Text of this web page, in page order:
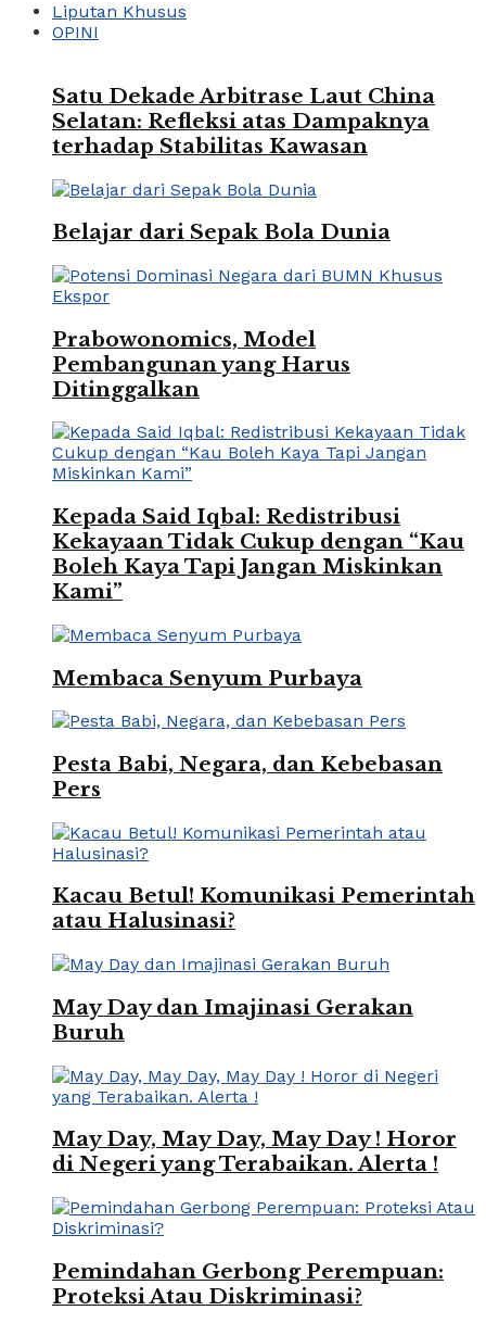
Liputan Khusus
OPINI
Satu Dekade Arbitrase Laut China
Selatan: Refleksi atas Dampaknya
terhadap Stabilitas Kawasan
Belajar dari Sepak Bola Dunia
Prabowonomics, Model
Pembangunan yang Harus
Ditinggalkan
Kepada Said Iqbal: Redistribusi
Kekayaan Tidak Cukup dengan “Kau
Boleh Kaya Tapi Jangan Miskinkan
Kami”
Membaca Senyum Purbaya
Pesta Babi, Negara, dan Kebebasan
Pers
Kacau Betul! Komunikasi Pemerintah
atau Halusinasi?
May Day dan Imajinasi Gerakan
Buruh
May Day, May Day, May Day ! Horor
di Negeri yang Terabaikan. Alerta !
Pemindahan Gerbong Perempuan:
Proteksi Atau Diskriminasi?